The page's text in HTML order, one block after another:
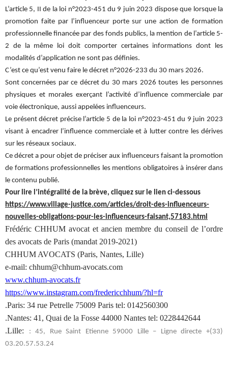
L’article 5, II de la loi n°2023-451 du 9 juin 2023 dispose que lorsque la
promotion faite par l’influenceur porte sur une action de formation
professionnelle financée par des fonds publics, la mention de l’article 5-
2 de la même loi doit comporter certaines informations dont les
modalités d’application ne sont pas définies.
C’est ce qu’est venu faire le décret n°2026-233 du 30 mars 2026.
Sont concernées par ce décret du 30 mars 2026 toutes les personnes
physiques et morales exerçant l’activité d’influence commerciale par
voie électronique, aussi appelées influenceurs.
Le présent décret précise l’article 5 de la loi n°2023-451 du 9 juin 2023
visant à encadrer l’influence commerciale et à lutter contre les dérives
sur les réseaux sociaux.
Ce décret a pour objet de préciser aux influenceurs faisant la promotion
de formations professionnelles les mentions obligatoires à insérer dans
le contenu publié.
Pour lire l’intégralité de la brève, cliquez sur le lien ci-dessous
https://www.village-justice.com/articles/droit-des-influenceurs-
nouvelles-obligations-pour-les-influenceurs-faisant,57183.html
Frédéric CHHUM avocat et ancien membre du conseil de l’ordre
des avocats de Paris (mandat 2019-2021)
CHHUM AVOCATS (Paris, Nantes, Lille)
e-mail: chhum@chhum-avocats.com
www.chhum-avocats.fr
https://www.instagram.com/fredericchhum/?hl=fr
.Paris: 34 rue Petrelle 75009 Paris tel: 0142560300
.Nantes: 41, Quai de la Fosse 44000 Nantes tel: 0228442644
.Lille:
: 45, Rue Saint Etienne 59000 Lille – Ligne directe +(33)
03.20.57.53.24